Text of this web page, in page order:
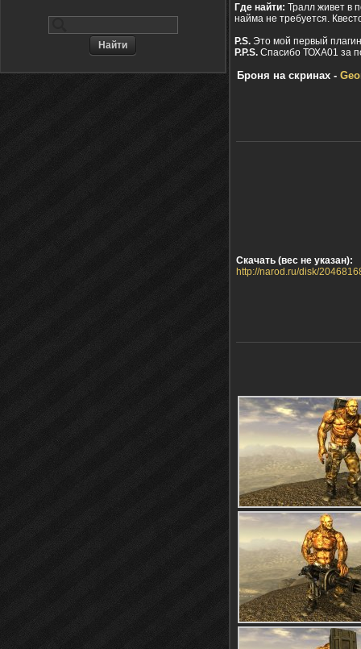
Где найти: Тралл живет в
найма не требуется.
P.S. Это мой первый
P.P.S. Спасибо ТОХА01 за
Броня на скринах -
Скачать (вес не указан):
http://narod.ru/disk/